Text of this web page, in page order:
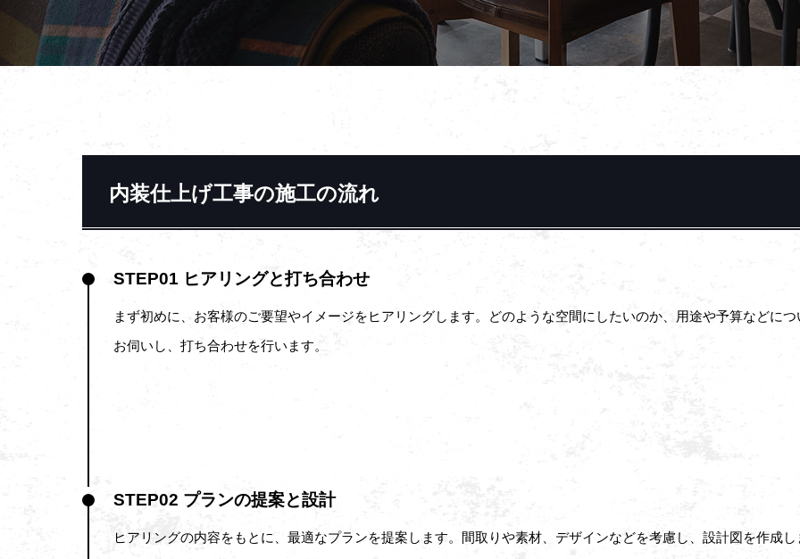
内装仕上げ工事の施工の流れ
STEP01 ヒアリングと打ち合わせ
まず初めに、お客様のご要望やイメージをヒアリングします。どのような空間にしたいのか、用途や予算などにつ
お伺いし、打ち合わせを行います。
STEP02 プランの提案と設計
ヒアリングの内容をもとに、最適なプランを提案します。間取りや素材、デザインなどを考慮し、設計図を作成し